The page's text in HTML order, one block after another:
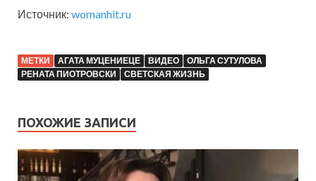
Источник: womanhit.ru
МЕТКИ АГАТА МУЦЕНИЕЦЕ ВИДЕО
ОЛЬГА СУТУЛОВА
РЕНАТА ПИОТРОВСКИ
СВЕТСКАЯ ЖИЗНЬ
ПОХОЖИЕ ЗАПИСИ